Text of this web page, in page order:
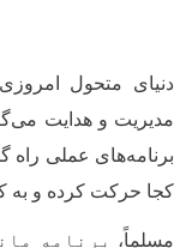
دنیای متحول
مدیریت و هدایت
برنامه‌های عملی راه
کجا حرکت کرده و به
مسلماً، برنامه